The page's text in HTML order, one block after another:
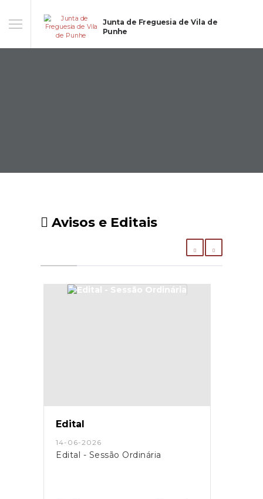
Junta de Freguesia de Vila de
Punhe
Avisos e Editais
Edital
14-06-2026
Edital - Sessão Ordinária